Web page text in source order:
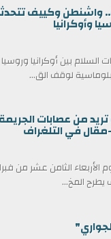
واشنطن وكييف
وأوكرانيا
السلام بين أوكرانيا
لوقف الق...
تريد من عصابات
في التلغراف
يطرح المخ...